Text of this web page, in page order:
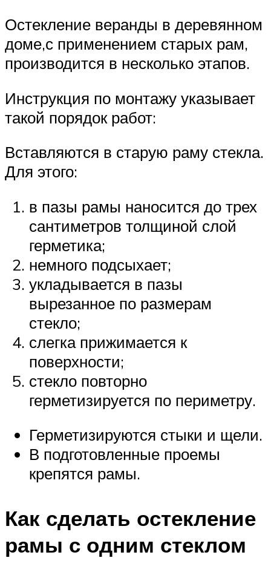
Остекление веранды в деревянном
доме,с применением старых рам,
производится в несколько этапов.
Инструкция по монтажу указывает
такой порядок работ:
Вставляются в старую раму стекла.
Для этого:
в пазы рамы наносится до трех
сантиметров толщиной слой
герметика;
немного подсыхает;
укладывается в пазы
вырезанное по размерам
стекло;
слегка прижимается к
поверхности;
стекло повторно
герметизируется по периметру.
Герметизируются стыки и щели.
В подготовленные проемы
крепятся рамы.
Как сделать остекление
рамы с одним стеклом